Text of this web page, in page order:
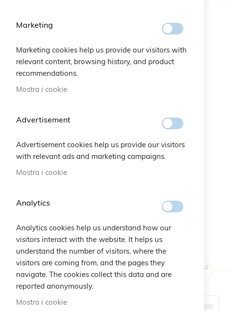
all'inizio
di
immagini
Original
1 Articolo
Marketing
Marketing cookies help us provide our visitors with
relevant content, browsing history, and product
recommendations.
Mostra i cookie
Advertisement
Advertisement cookies help us provide our visitors
with relevant ads and marketing campaigns.
Mostra i cookie
Analytics
Analytics cookies help us understand how our
visitors interact with the website. It helps us
understand the number of visitors, where the
visitors are coming from, and the pages they
navigate. The cookies collect this data and are
reported anonymously.
Mostra i cookie